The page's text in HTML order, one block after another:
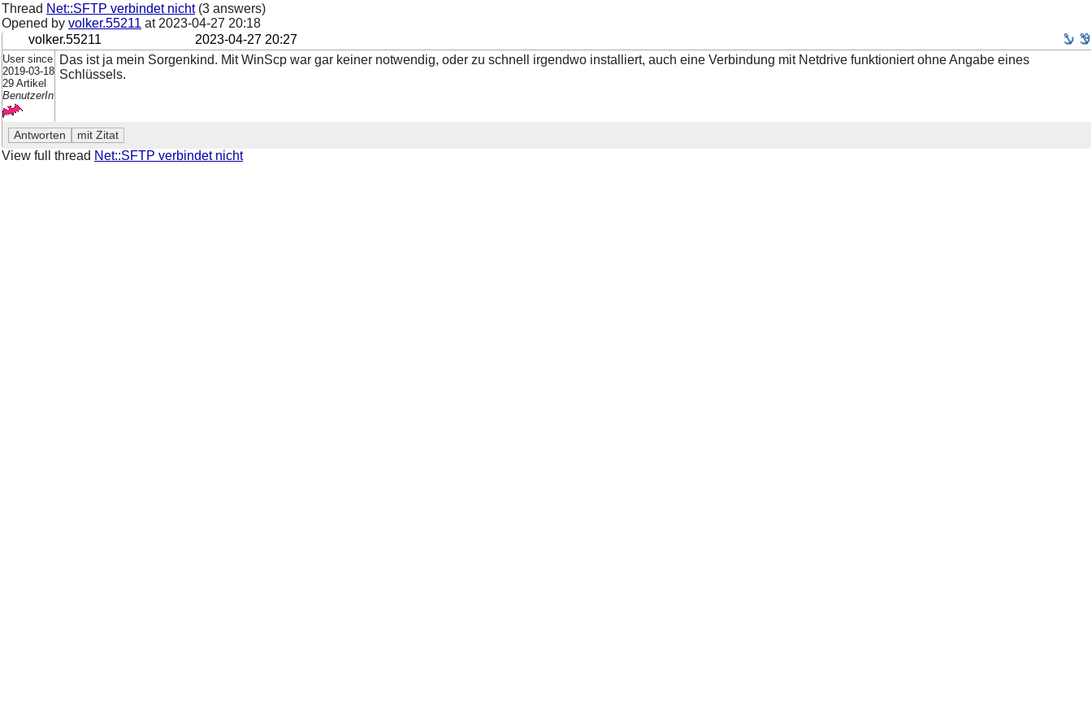
Thread Net::SFTP verbindet nicht(3 answers)
Opened by volker.55211 at 2023-04-27 20:18
volker.55211
2023-04-27 20:27
User since
2019-03-18
29 Artikel
BenutzerIn
Das ist ja mein Sorgenkind. Mit WinScp war gar keiner notwendig, oder zu schnell irgendwo installiert, auch eine Verbindung mit Netdrive funktioniert ohne Angabe eines
Schlüssels.
View full thread Net::SFTP verbindet nicht